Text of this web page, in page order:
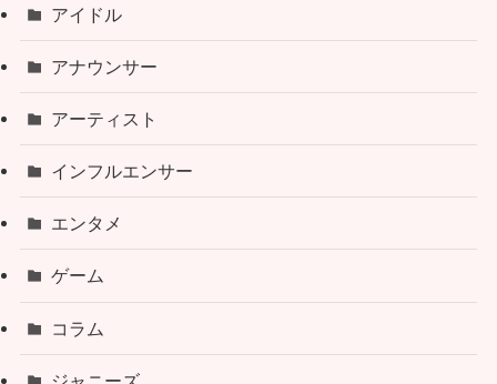
アイドル
アナウンサー
アーティスト
インフルエンサー
エンタメ
ゲーム
コラム